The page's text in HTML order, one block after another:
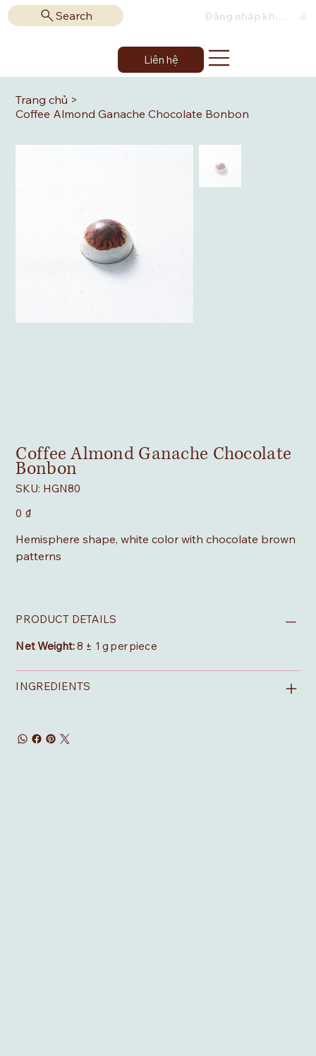
Search Đăng nhập khách hàng
Liên hệ
Trang chủ >
Coffee Almond Ganache Chocolate Bonbon
Coffee Almond Ganache Chocolate
Bonbon
SKU: SKU
HGN80
HGN80
Giá
0 ₫
Hemisphere shape, white color with chocolate brown
patterns
PRODUCT DETAILS
Net Weight:8 ± 1 g per piece
INGREDIENTS